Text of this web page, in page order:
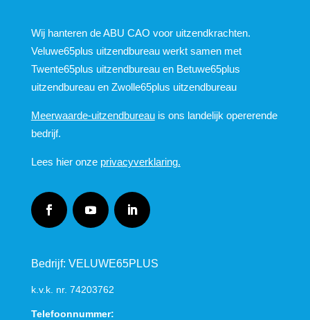
Wij hanteren de ABU CAO voor uitzendkrachten.
Veluwe65plus uitzendbureau werkt samen met
Twente65plus uitzendbureau en Betuwe65plus
uitzendbureau en Zwolle65plus uitzendbureau
Meerwaarde-uitzendbureauis ons landelijk opererende
bedrijf.
Lees hier onze privacyverklaring.
Bedrijf: VELUWE65PLUS
k.v.k. nr. 74203762
Telefoonnummer: